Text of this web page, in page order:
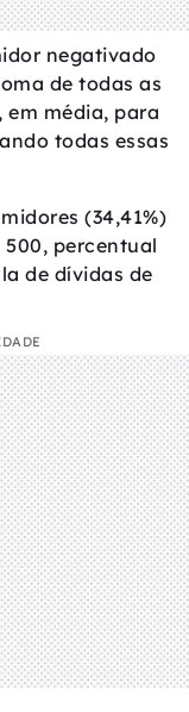
negativado
de todas as
média, para
todas essas
(34,41%)
percentual
de dívidas de